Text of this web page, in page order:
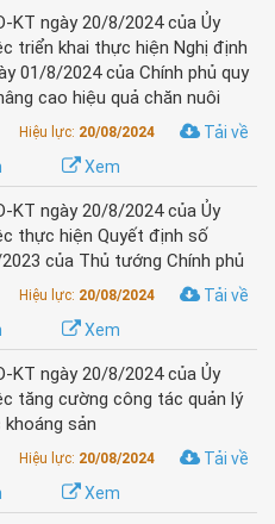
KT ngày 20/8/2024 của Ủy
triển khai thực hiện Nghị định
01/8/2024 của Chính phủ quy
cao hiệu quả chăn nuôi
Hiệu lực: 20/08/2024
Tải về
Xem
KT ngày 20/8/2024 của Ủy
thực hiện Quyết định số
của Thủ tướng Chính phủ
Hiệu lực: 20/08/2024
Tải về
Xem
KT ngày 20/8/2024 của Ủy
tăng cường công tác quản lý
sản
Hiệu lực: 20/08/2024
Tải về
Xem